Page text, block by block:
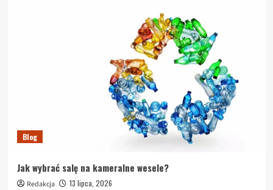
Blog
Jak wybrać salę na kameralne wesele?
Redakcja 13 lipca, 2026